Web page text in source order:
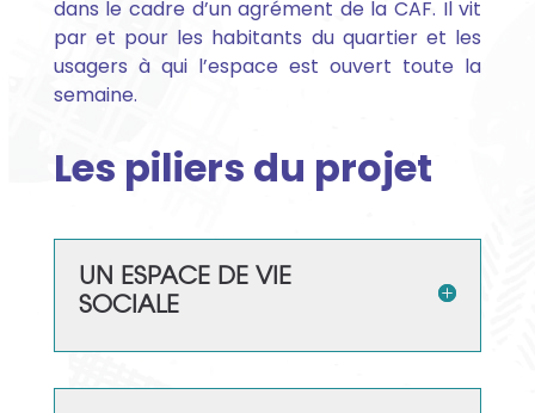
dans le cadre d’un agrément de la CAF. Il vit
par et pour les habitants du quartier et les
usagers à qui l’espace est ouvert toute la
semaine.
Les piliers du projet
UN ESPACE DE VIE
SOCIALE